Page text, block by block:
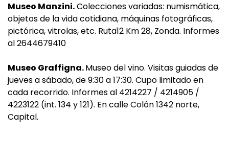
Museo Manzini.Colecciones variadas: numismática,
objetos de la vida cotidiana, máquinas fotográficas,
pictórica, vitrolas, etc. Ruta12 Km 28, Zonda. Informes
al 2644679410
Museo Graffigna.Museo del vino. Visitas guiadas de
jueves a sábado, de 9:30 a 17:30. Cupo limitado en
cada recorrido. Informes al 4214227 / 4214905 /
4223122 (int. 134 y 121). En calle Colón 1342 norte,
Capital.